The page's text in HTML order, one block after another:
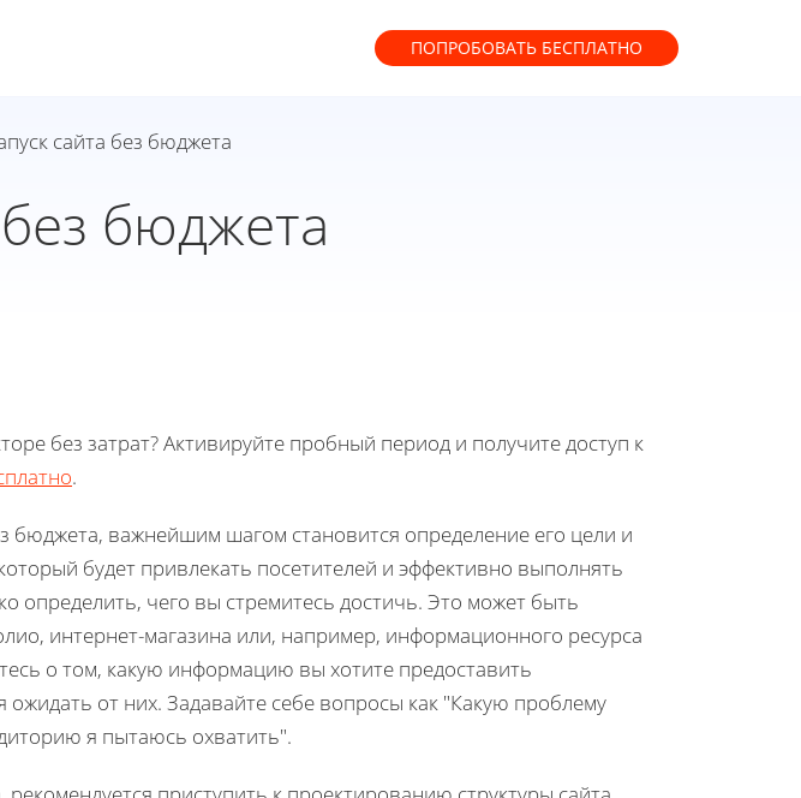
ПОПРОБОВАТЬ БЕСПЛАТНО
сайта без бюджета
бюджета
без затрат? Активируйте пробный период и получите доступ к
.
бюджета, важнейшим шагом становится определение его цели и
будет привлекать посетителей и эффективно выполнять
определить, чего вы стремитесь достичь. Это может быть
интернет-магазина или, например, информационного ресурса
о том, какую информацию вы хотите предоставить
ожидать от них. Задавайте себе вопросы как "Какую проблему
я пытаюсь охватить".